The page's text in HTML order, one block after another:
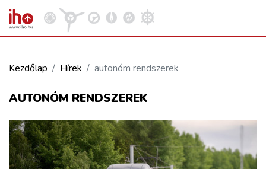
KÖZÚT
REPÜLÉS
Kezdőlap Hírek autonóm rendszerek
AUTONÓM RENDSZEREK